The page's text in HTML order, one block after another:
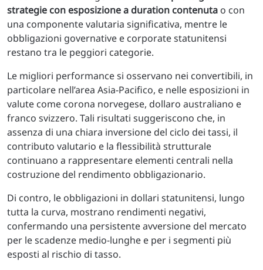
strategie con esposizione a duration contenuta o con
una componente valutaria significativa, mentre le
obbligazioni governative e corporate statunitensi
restano tra le peggiori categorie.
Le migliori performance si osservano nei convertibili, in
particolare nell’area Asia-Pacifico, e nelle esposizioni in
valute come corona norvegese, dollaro australiano e
franco svizzero. Tali risultati suggeriscono che, in
assenza di una chiara inversione del ciclo dei tassi, il
contributo valutario e la flessibilità strutturale
continuano a rappresentare elementi centrali nella
costruzione del rendimento obbligazionario.
Di contro, le obbligazioni in dollari statunitensi, lungo
tutta la curva, mostrano rendimenti negativi,
confermando una persistente avversione del mercato
per le scadenze medio-lunghe e per i segmenti più
esposti al rischio di tasso.